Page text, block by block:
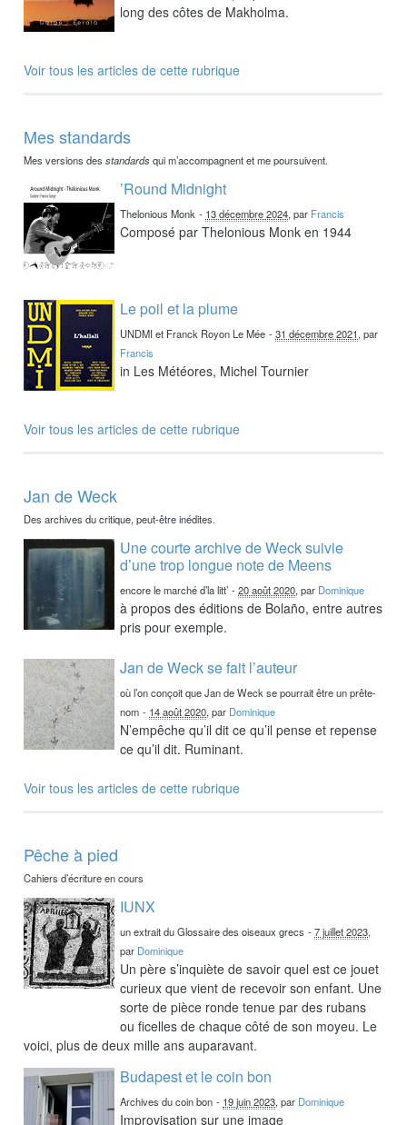
long des côtes de Makholma.
Voir tous les articles de cette rubrique
Mes standards
Mes versions desstandardsqui m’accompagnent et me poursuivent.
’Round Midnight
Thelonious Monk - 13 décembre 2024, par Francis
Composé par Thelonious Monk en 1944
Le poil et la plume
UNDMI et Franck Royon Le Mée -31 décembre 2021, par
Francis
in Les Météores, Michel Tournier
Voir tous les articles de cette rubrique
Jan de Weck
Des archives du critique, peut-être inédites.
Une courte archive de Weck suivie
d’une trop longue note de Meens
encore le marché d’la litt’ -20 août 2020, par Dominique
à propos des éditions de Bolaño, entre autres
pris pour exemple.
Jan de Weck se fait l’auteur
où l’on conçoit que Jan de Weck se pourrait être un prête-
nom - 14 août 2020, par Dominique
N’empêche qu’il dit ce qu’il pense et repense
ce qu’il dit. Ruminant.
Voir tous les articles de cette rubrique
Pêche à pied
Cahiers d’écriture en cours
IUNX
un extrait du Glossaire des oiseaux grecs -7 juillet 2023,
par Dominique
Un père s’inquiète de savoir quel est ce jouet
curieux que vient de recevoir son enfant. Une
sorte de pièce ronde tenue par des rubans
ou ficelles de chaque côté de son moyeu. Le
voici, plus de deux mille ans auparavant.
Budapest et le coin bon
Archives du coin bon - 19 juin 2023, par Dominique
Improvisation sur une image